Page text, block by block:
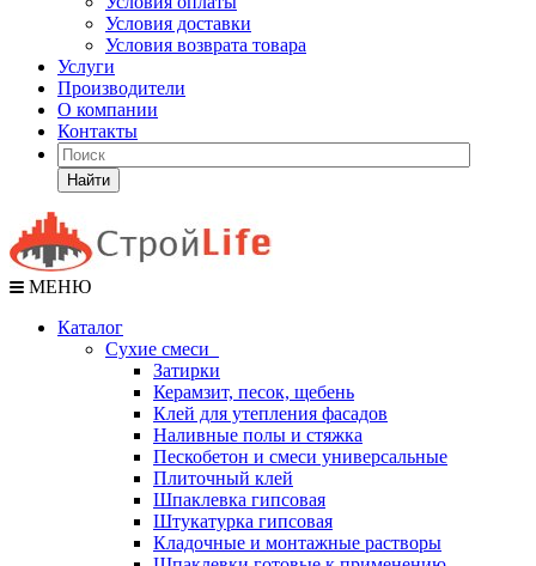
Условия доставки
Условия возврата товара
Услуги
Производители
О компании
Контакты
Найти
МЕНЮ
Каталог
Сухие смеси
Затирки
Керамзит, песок, щебень
Клей для утепления фасадов
Наливные полы и стяжка
Пескобетон и смеси универсальные
Плиточный клей
Шпаклевка гипсовая
Штукатурка гипсовая
Кладочные и монтажные растворы